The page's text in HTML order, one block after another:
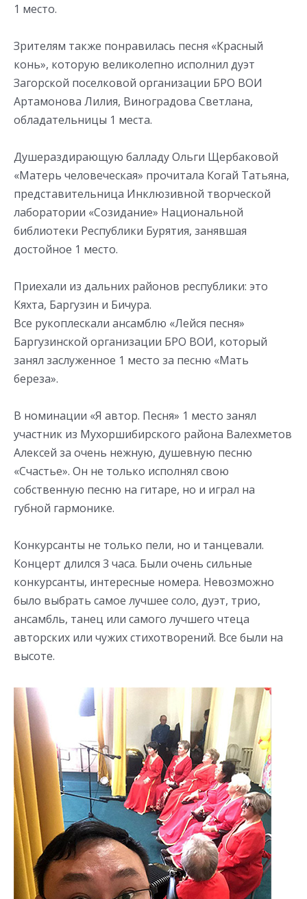
1 место.
Зрителям также понравилась песня «Красный
конь», которую великолепно исполнил дуэт
Загорской поселковой организации БРО ВОИ
Артамонова Лилия, Виноградова Светлана,
обладательницы 1 места.
Душераздирающую балладу Ольги Щербаковой
«Матерь человеческая» прочитала Когай Татьяна,
представительница Инклюзивной творческой
лаборатории «Созидание» Национальной
библиотеки Республики Бурятия, занявшая
достойное 1 место.
Приехали из дальних районов республики: это
Кяхта, Баргузин и Бичура.
Все рукоплескали ансамблю «Лейся песня»
Баргузинской организации БРО ВОИ, который
занял заслуженное 1 место за песню «Мать
береза».
В номинации «Я автор. Песня» 1 место занял
участник из Мухоршибирского района Валехметов
Алексей за очень нежную, душевную песню
«Счастье». Он не только исполнял свою
собственную песню на гитаре, но и играл на
губной гармонике.
Конкурсанты не только пели, но и танцевали.
Концерт длился 3 часа. Были очень сильные
конкурсанты, интересные номера. Невозможно
было выбрать самое лучшее соло, дуэт, трио,
ансамбль, танец или самого лучшего чтеца
авторских или чужих стихотворений. Все были на
высоте.